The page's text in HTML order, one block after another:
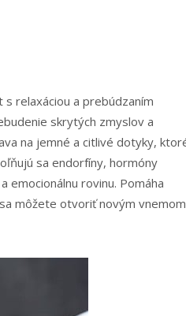
relaxáciou a prebúdzaním
skrytých zmyslov a
na jemné a citlivé dotyky,
sa endorfíny, hormóny
emocionálnu rovinu. Pomáha
môžete otvoriť novým vnemom